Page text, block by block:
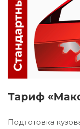
Тариф
Подготовка